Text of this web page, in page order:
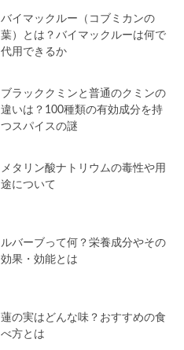
バイマックルー（コブミカンの
葉）とは？バイマックルーは何で
代用できるか
ブラッククミンと普通のクミンの
違いは？100種類の有効成分を持
つスパイスの謎
メタリン酸ナトリウムの毒性や用
途について
ルバーブって何？栄養成分やその
効果・効能とは
蓮の実はどんな味？おすすめの食
べ方とは